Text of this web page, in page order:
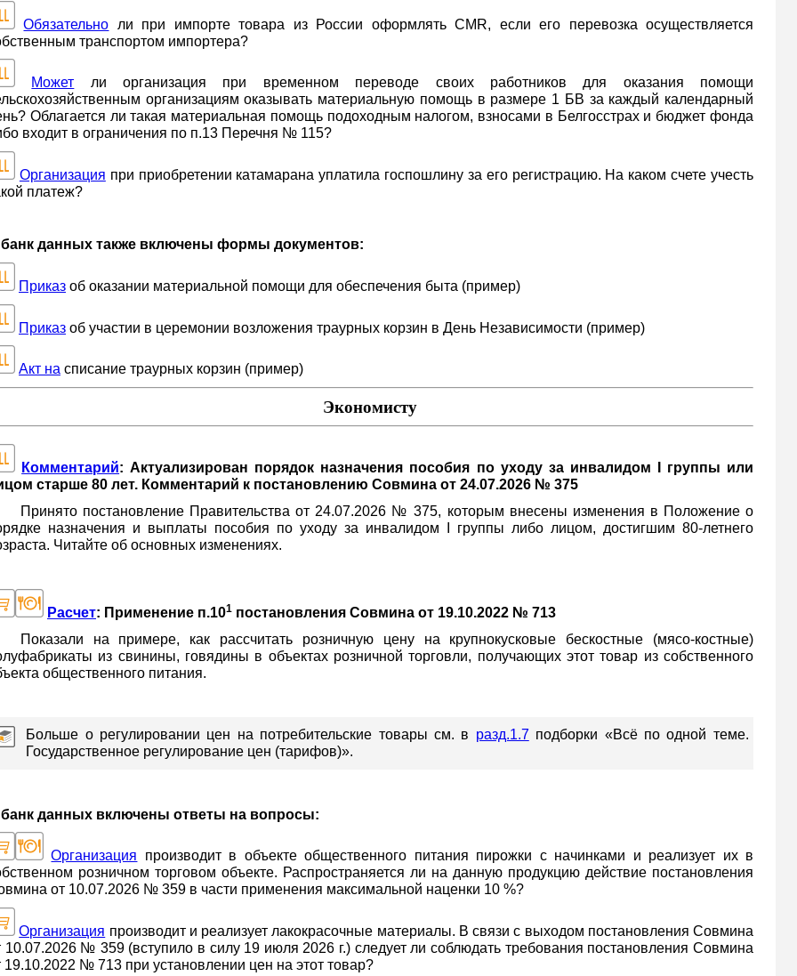
Обязательно ли при импорте товара из России оформлять CMR, если его перевозка осуществляется
транспортом импортера?
Может ли организация при временном переводе своих работников для оказания помощи
организациям оказывать материальную помощь в размере 1 БВ за каждый календарный
Облагается ли такая материальная помощь подоходным налогом, взносами в Белгосстрах и бюджет фонда
входит в ограничения по п.13 Перечня № 115?
Организация при приобретении катамарана уплатила госпошлину за его регистрацию. На каком счете учесть
платеж?
банк данных также включены формы документов:
Приказ об оказании материальной помощи для обеспечения быта (пример)
Приказ об участии в церемонии возложения траурных корзин в День Независимости (пример)
Акт на списание траурных корзин (пример)
Экономисту
Комментарий: Актуализирован порядок назначения пособия по уходу за инвалидом I группы или
старше 80 лет. Комментарий к постановлению Совмина от 24.07.2026 № 375
Принято постановление Правительства от 24.07.2026 № 375, которым внесены изменения в Положение о
назначения и выплаты пособия по уходу за инвалидом I группы либо лицом, достигшим 80-летнего
Читайте об основных изменениях.
Расчет: Применение п.101 постановления Совмина от 19.10.2022 № 713
Показали на примере, как рассчитать розничную цену на крупнокусковые бескостные (мясо-костные)
из свинины, говядины в объектах розничной торговли, получающих этот товар из собственного
общественного питания.
Больше о регулировании цен на потребительские товары см. в разд.1.7 подборки «Всё по одной теме.
Государственное регулирование цен (тарифов)».
банк данных включены ответы на вопросы:
Организация производит в объекте общественного питания пирожки с начинками и реализует их в
розничном торговом объекте. Распространяется ли на данную продукцию действие постановления
от 10.07.2026 № 359 в части применения максимальной наценки 10 %?
Организация производит и реализует лакокрасочные материалы. В связи с выходом постановления Совмина
10.07.2026 № 359 (вступило в силу 19 июля 2026 г.) следует ли соблюдать требования постановления Совмина
19.10.2022 № 713 при установлении цен на этот товар?